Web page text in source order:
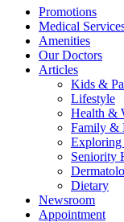
Promotions
Medical
Amenities
Our Doctors
Articles
Kids &
Lifestyle
Health &
Family &
Seniority
Dietary
Newsroom
Appointment